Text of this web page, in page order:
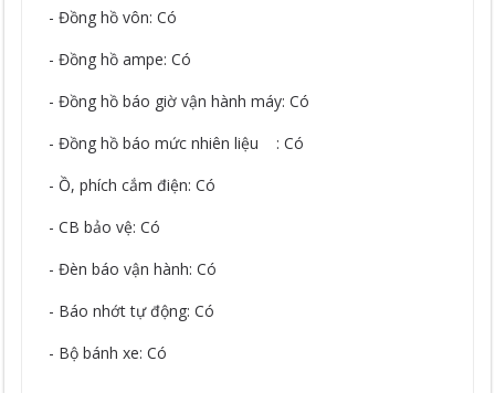
- Đồng hồ vôn: Có
- Đồng hồ ampe: Có
- Đồng hồ báo giờ vận hành máy: Có
- Đồng hồ báo mức nhiên liệu : Có
- Ồ, phích cắm điện: Có
- CB bảo vệ: Có
- Đèn báo vận hành: Có
- Báo nhớt tự động: Có
- Bộ bánh xe: Có